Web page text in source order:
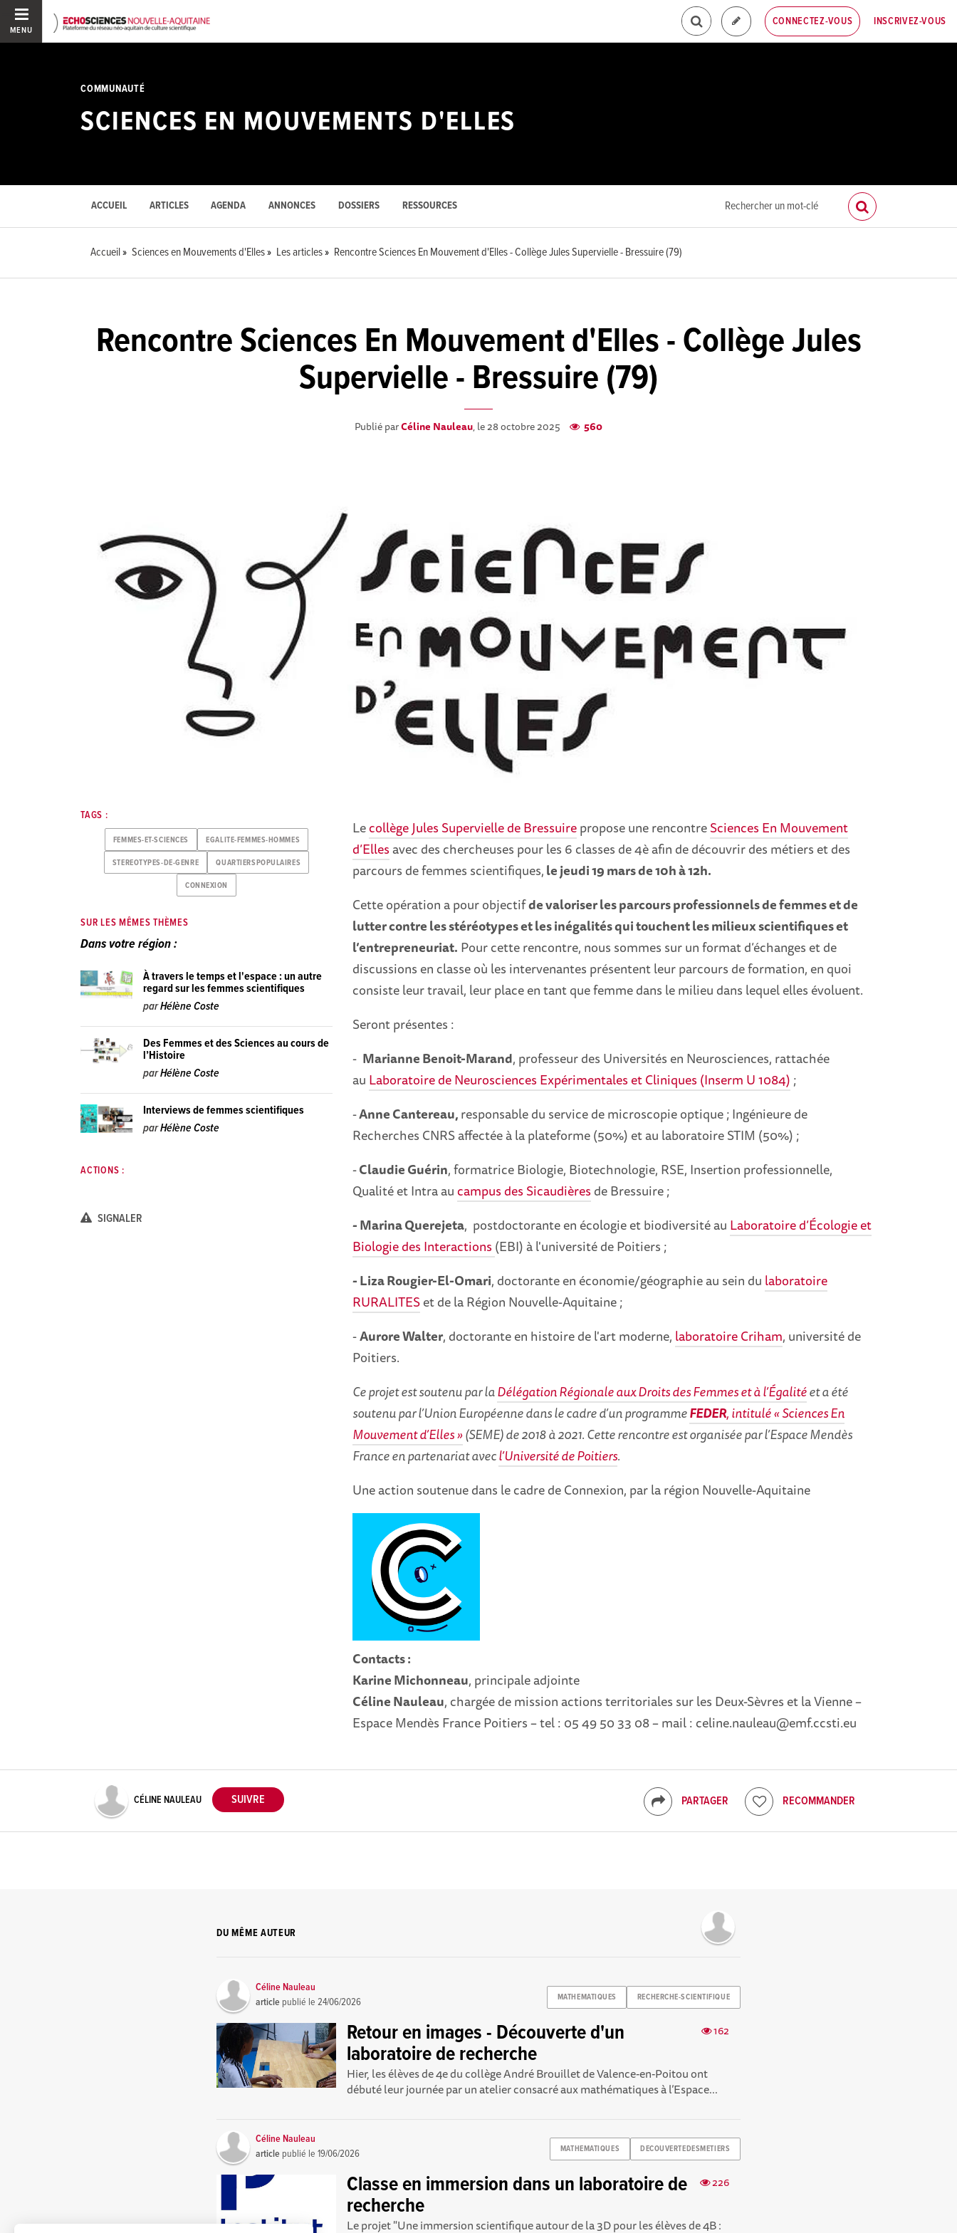
MENU
CONNECTEZ-VOUS INSCRIVEZ-VOUS
COMMUNAUTÉ
SCIENCES EN MOUVEMENTS D'ELLES
ACCUEIL ARTICLES AGENDA ANNONCES DOSSIERS RESSOURCES
Accueil Sciences en Mouvements d'Elles Les articles Rencontre Sciences En Mouvement d'Elles - Collège Jules Supervielle - Bressuire (79)
Rencontre Sciences En Mouvement d'Elles - Collège Jules
Supervielle - Bressuire (79)
Publié parCéline Nauleau, le 28 octobre 2025 560
Lecollège Jules Supervielle de Bressuirepropose une rencontreSciences En Mouvement
d’Ellesavec des chercheuses pour les 6 classes de 4è afin de découvrir des métiers et des
parcours de femmes scientifiques,le jeudi 19 mars de 10h à 12h.
Cette opération a pour objectifde valoriser les parcours professionnels de femmes et de
lutter contre les stéréotypes et les inégalités qui touchent les milieux scientifiques et
l’entrepreneuriat. Pour cette rencontre, nous sommes sur un format d’échanges et de
discussions en classe où les intervenantes présentent leur parcours de formation, en quoi
consiste leur travail, leur place en tant que femme dans le milieu dans lequel elles évoluent.
Seront présentes :
- Marianne Benoit-Marand, professeur des Universités en Neurosciences, rattachée
au Laboratoire de Neurosciences Expérimentales et Cliniques (Inserm U 1084) ;
-Anne Cantereau,responsable du service de microscopie optique ; Ingénieure de
Recherches CNRS affectée à la plateforme (50%) et au laboratoire STIM (50%) ;
-Claudie Guérin, formatrice Biologie, Biotechnologie, RSE, Insertion professionnelle,
Qualité et Intra aucampus des Sicaudières de Bressuire ;
- Marina Querejeta, postdoctorante en écologie et biodiversité au Laboratoire d’Écologie et
Biologie des Interactions (EBI) à l'université de Poitiers ;
- Liza Rougier-El-Omari, doctorante en économie/géographie au sein du laboratoire
RURALITESet de la Région Nouvelle-Aquitaine ;
-Aurore Walter, doctorante en histoire de l'art moderne, laboratoire Criham, université de
Poitiers.
Ce projet est soutenu par laDélégation Régionale aux Droits des Femmes et à l’Égalitéet a été
soutenu par l’Union Européenne dans le cadre d’un programmeFEDER, intitulé « Sciences En
Mouvement d’Elles »(SEME) de 2018 à 2021.Cette rencontre est organisée par l’Espace Mendès
France en partenariat avecl’Université de Poitiers.
Une action soutenue dans le cadre de Connexion, par la région Nouvelle-Aquitaine
Contacts :
Karine Michonneau, principale adjointe
Céline Nauleau, chargée de mission actions territoriales sur les Deux-Sèvres et la Vienne –
Espace Mendès France Poitiers – tel : 05 49 50 33 08 – mail : celine.nauleau@emf.ccsti.eu
TAGS :
FEMMES-ET-SCIENCES EGALITE-FEMMES-HOMMES
STEREOTYPES-DE-GENRE QUARTIERSPOPULAIRES
CONNEXION
SUR LES MÊMES THÈMES
Dans votre région :
À travers le temps et l'espace : un autre
regard sur les femmes scientifiques
parHélène Coste
Des Femmes et des Sciences au cours de
l’Histoire
parHélène Coste
Interviews de femmes scientifiques
parHélène Coste
ACTIONS :
SIGNALER
PARTAGER RECOMMANDER
CÉLINE NAULEAU
DU MÊME AUTEUR
MATHEMATIQUES RECHERCHE-SCIENTIFIQUE
Céline Nauleau
article publié le24/06/2026
162
Retour en images - Découverte d'un
laboratoire de recherche
Hier, les élèves de 4e du collège André Brouillet de Valence-en-Poitou ont
débuté leur journée par un atelier consacré aux mathématiques à l’Espace...
MATHEMATIQUES DECOUVERTEDESMETIERS
Céline Nauleau
article publié le19/06/2026
226
Classe en immersion dans un laboratoire de
recherche
Le projet "Une immersion scientifique autour de la 3D pour les élèves de 4B :